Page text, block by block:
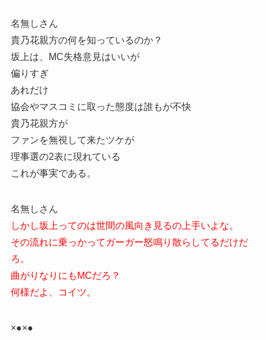
名無しさん
貴乃花親方の何を知っているのか？
坂上は、MC失格意見はいいが
偏りすぎ
あれだけ
協会やマスコミに取った態度は誰もが不快
貴乃花親方が
ファンを無視して来たツケが
理事選の2表に現れている
これが事実である。
名無しさん
しかし坂上ってのは世間の風向き見るの上手いよな。
その流れに乗っかってガーガー怒鳴り散らしてるだけだ
ろ。
曲がりなりにもMCだろ？
何様だよ、コイツ。
×●×●